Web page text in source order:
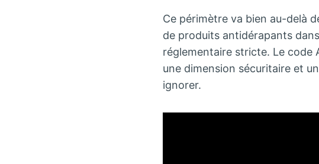
Ce périmètre va bien au-delà
de produits antidérapants
réglementaire stricte. Le code
une dimension sécuritaire et
ignorer.